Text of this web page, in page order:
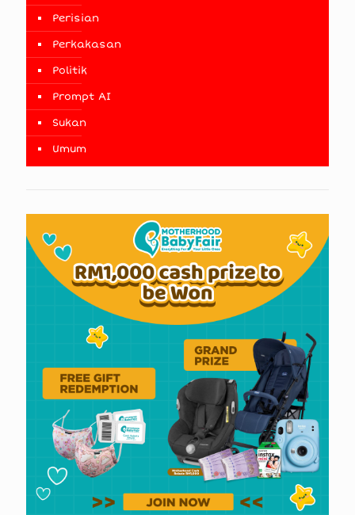
Perisian
Perkakasan
Politik
Prompt AI
Sukan
Umum